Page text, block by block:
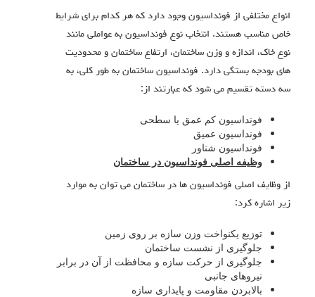
انواع مختلفی از فونداسیون وجود دارد که هر کدام برای شرایط
خاص مناسب هستند. انتخاب نوع فونداسیون به عواملی مانند
نوع خاک، اندازه و وزن ساختمان، ارتفاع ساختمان و محدودیت
های بودجه بستگی دارد. فونداسیون ساختمان به طور کلی، به
سه دسته تقسیم می شود که عبارتند از:
فونداسیون کم عمق یا سطحی
فونداسیون عمیق
فونداسیون شناور
وظیفه اصلی فونداسیون در ساختمان
از وظایف اصلی فونداسیون ها در ساختمان می توان به موارد
زیر اشاره کرد:
توزیع یکنواخت وزن سازه بر روی زمین
جلوگیری از نشست ساختمان
جلوگیری از حرکت سازه و محافظت از آن در برابر
نیروهای جانبی
بالابردن مقاومت و پایداری سازه